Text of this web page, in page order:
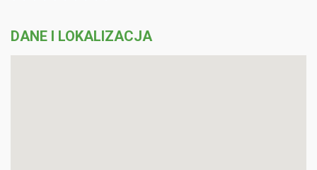
DANE I LOKALIZACJA